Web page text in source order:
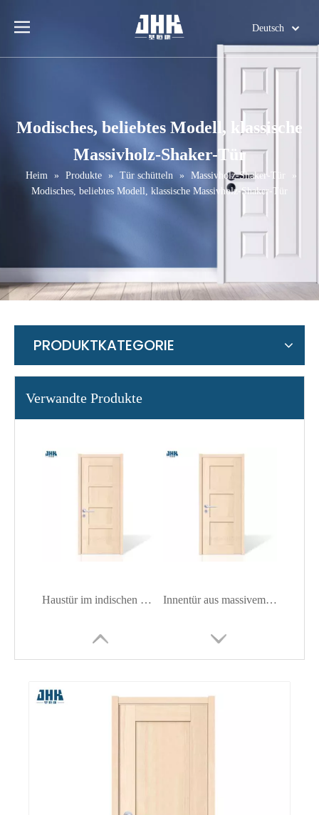
Deutsch
English
简体中文
العربية
Français
Pусский
Español
Português
Italiano
日本語
اردو
Modisches, beliebtes Modell, klassische
Massivholz-Shaker-Tür
Heim » Produkte » Tür schütteln » Massivholz-Shaker-Tür
»
Modisches, beliebtes Modell, klassische Massivholz-Shaker-Tür
PRODUKTKATEGORIE
Verwandte Produkte
Haustür im indischen Kiefernholz-Shaker-Zimmer Innentür aus massivem Holz mit Kiefernholzplatte